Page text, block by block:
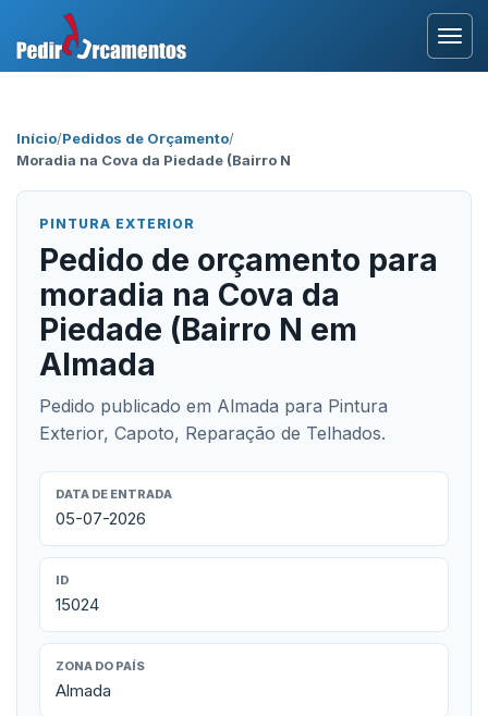
Início/Pedidos de Orçamento/
Moradia na Cova da Piedade (Bairro N
PINTURA EXTERIOR
Pedido de orçamento para
moradia na Cova da
Piedade (Bairro N em
Almada
Pedido publicado em Almada para Pintura
Exterior, Capoto, Reparação de Telhados.
DATA DE ENTRADA
05-07-2026
ID
15024
ZONA DO PAÍS
Almada
Área Profissional
Como Funciona?
Testemunhos